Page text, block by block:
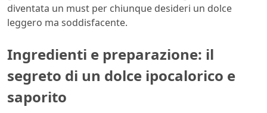
diventata un must per chiunque desideri un dolce
leggero ma soddisfacente.
Ingredienti e preparazione: il
segreto di un dolce ipocalorico e
saporito